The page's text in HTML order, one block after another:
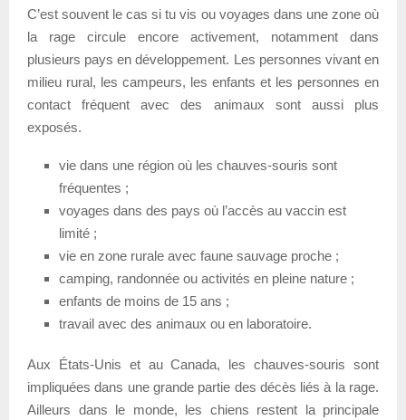
C’est souvent le cas si tu vis ou voyages dans une zone où
la rage circule encore activement, notamment dans
plusieurs pays en développement. Les personnes vivant en
milieu rural, les campeurs, les enfants et les personnes en
contact fréquent avec des animaux sont aussi plus
exposés.
vie dans une région où les chauves-souris sont
fréquentes ;
voyages dans des pays où l’accès au vaccin est
limité ;
vie en zone rurale avec faune sauvage proche ;
camping, randonnée ou activités en pleine nature ;
enfants de moins de 15 ans ;
travail avec des animaux ou en laboratoire.
Aux États-Unis et au Canada, les chauves-souris sont
impliquées dans une grande partie des décès liés à la rage.
Ailleurs dans le monde, les chiens restent la principale